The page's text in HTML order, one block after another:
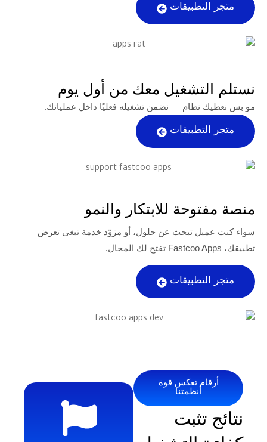
معك من أول يوم
— نضمن تشغيله فعليًا داخل عملياتك.
للابتكار والنمو
تبحث عن حلول، أو مزوّد خدمة تبغى تعرض
تعكس قوة
أنظمتنا